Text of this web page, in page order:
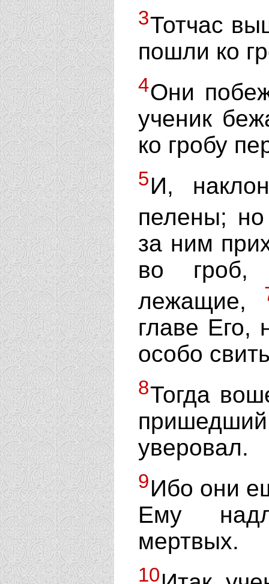
3Тотчас
пошли ко
4Они
ученик
ко гробу
5И,
пелены;
за ним
во
лежащие,
главе
особо
8Тогда
уверовал.
9Ибо они
Ему
мертвых.
10